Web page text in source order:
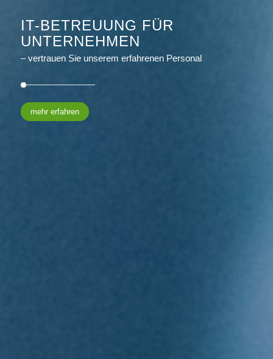
IT-BETREUUNG FÜR
UNTERNEHMEN
– vertrauen Sie unserem erfahrenen Personal
mehr erfahren